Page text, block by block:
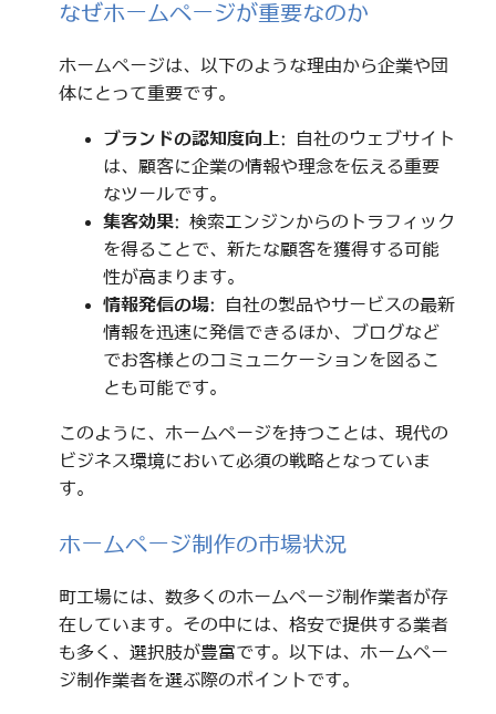
なぜホームページが重要なのか
ホームページは、以下のような理由から企業や団
体にとって重要です。
ブランドの認知度向上: 自社のウェブサイト
は、顧客に企業の情報や理念を伝える重要
なツールです。
集客効果: 検索エンジンからのトラフィック
を得ることで、新たな顧客を獲得する可能
性が高まります。
情報発信の場: 自社の製品やサービスの最新
情報を迅速に発信できるほか、ブログなど
でお客様とのコミュニケーションを図るこ
とも可能です。
このように、ホームページを持つことは、現代の
ビジネス環境において必須の戦略となっていま
す。
ホームページ制作の市場状況
町工場には、数多くのホームページ制作業者が存
在しています。その中には、格安で提供する業者
も多く、選択肢が豊富です。以下は、ホームペー
ジ制作業者を選ぶ際のポイントです。